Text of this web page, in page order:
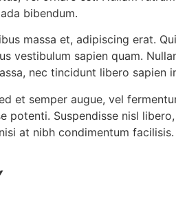
bibendum.
massa et, adipiscing erat.
vestibulum sapien quam.
nec tincidunt libero
et semper augue, vel
potenti. Suspendisse nisl
at nibh condimentum